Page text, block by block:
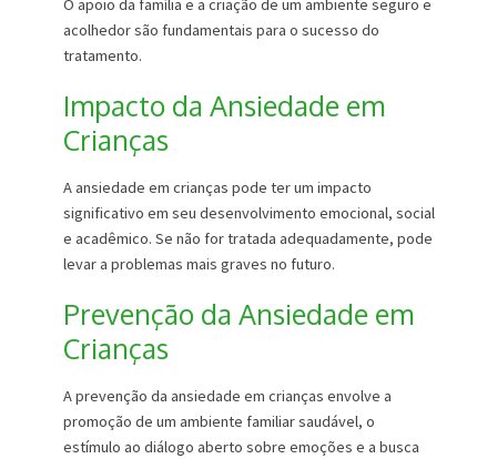
O apoio da família e a criação de um ambiente seguro e
acolhedor são fundamentais para o sucesso do
tratamento.
Impacto da Ansiedade em
Crianças
A ansiedade em crianças pode ter um impacto
significativo em seu desenvolvimento emocional, social
e acadêmico. Se não for tratada adequadamente, pode
levar a problemas mais graves no futuro.
Prevenção da Ansiedade em
Crianças
A prevenção da ansiedade em crianças envolve a
promoção de um ambiente familiar saudável, o
estímulo ao diálogo aberto sobre emoções e a busca